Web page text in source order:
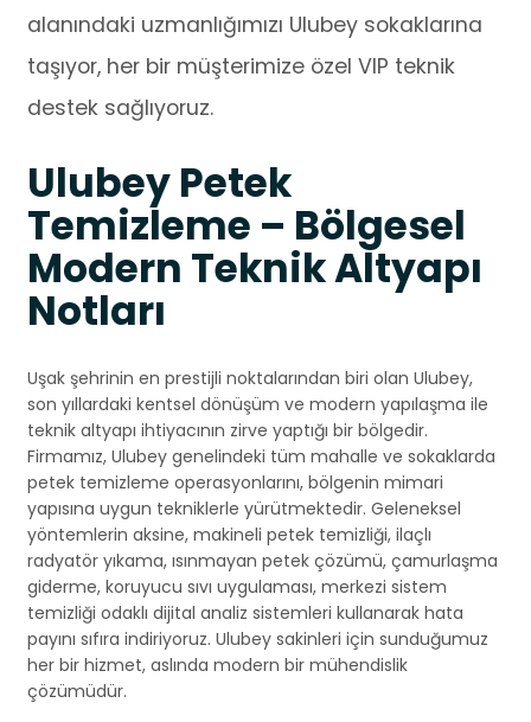
alanındaki uzmanlığımızı Ulubey sokaklarına
taşıyor, her bir müşterimize özel VIP teknik
destek sağlıyoruz.
Ulubey Petek
Temizleme – Bölgesel
Modern Teknik Altyapı
Notları
Uşak şehrinin en prestijli noktalarından biri olan Ulubey,
son yıllardaki kentsel dönüşüm ve modern yapılaşma ile
teknik altyapı ihtiyacının zirve yaptığı bir bölgedir.
Firmamız, Ulubey genelindeki tüm mahalle ve sokaklarda
petek temizleme operasyonlarını, bölgenin mimari
yapısına uygun tekniklerle yürütmektedir. Geleneksel
yöntemlerin aksine, makineli petek temizliği, ilaçlı
radyatör yıkama, ısınmayan petek çözümü, çamurlaşma
giderme, koruyucu sıvı uygulaması, merkezi sistem
temizliği odaklı dijital analiz sistemleri kullanarak hata
payını sıfıra indiriyoruz. Ulubey sakinleri için sunduğumuz
her bir hizmet, aslında modern bir mühendislik
çözümüdür.